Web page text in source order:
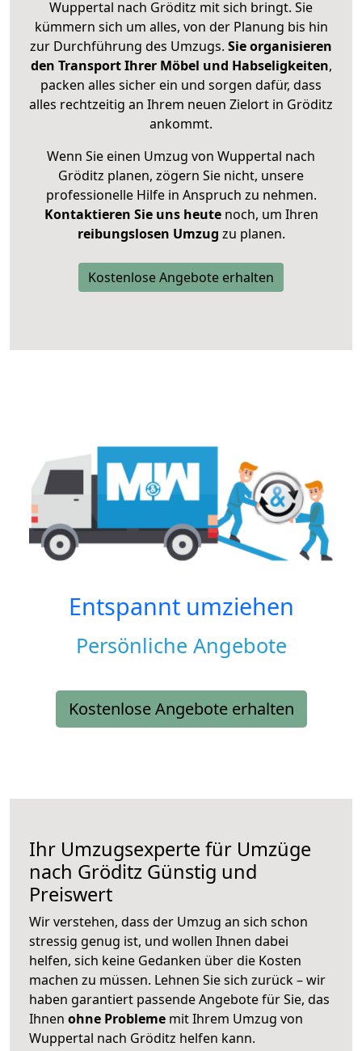
Wuppertal nach Gröditz mit sich bringt. Sie
kümmern sich um alles, von der Planung bis hin
zur Durchführung des Umzugs. Sie organisieren
den Transport Ihrer Möbel und Habseligkeiten,
packen alles sicher ein und sorgen dafür, dass
alles rechtzeitig an Ihrem neuen Zielort in Gröditz
ankommt.
Wenn Sie einen Umzug von Wuppertal nach
Gröditz planen, zögern Sie nicht, unsere
professionelle Hilfe in Anspruch zu nehmen.
Kontaktieren Sie uns heutenoch, um Ihren
reibungslosen Umzug zu planen.
Kostenlose Angebote erhalten
Entspannt umziehen
Persönliche Angebote
Kostenlose Angebote erhalten
Ihr Umzugsexperte für Umzüge
nach Gröditz Günstig und
Preiswert
Wir verstehen, dass der Umzug an sich schon
stressig genug ist, und wollen Ihnen dabei
helfen, sich keine Gedanken über die Kosten
machen zu müssen. Lehnen Sie sich zurück – wir
haben garantiert passende Angebote für Sie, das
Ihnen ohne Probleme mit Ihrem Umzug von
Wuppertal nach Gröditz helfen kann.